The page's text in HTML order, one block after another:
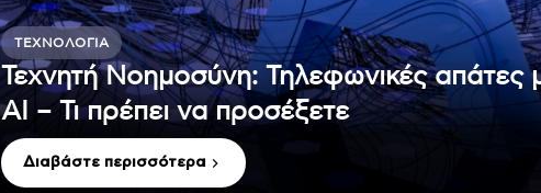
ΤΕΧΝΟΛΟΓΊΑ
Τεχνητή Νοημοσύνη: Τηλεφωνικές απάτες
ΑΙ – Τι πρέπει να προσέξετε
Διαβάστε περισσότερα